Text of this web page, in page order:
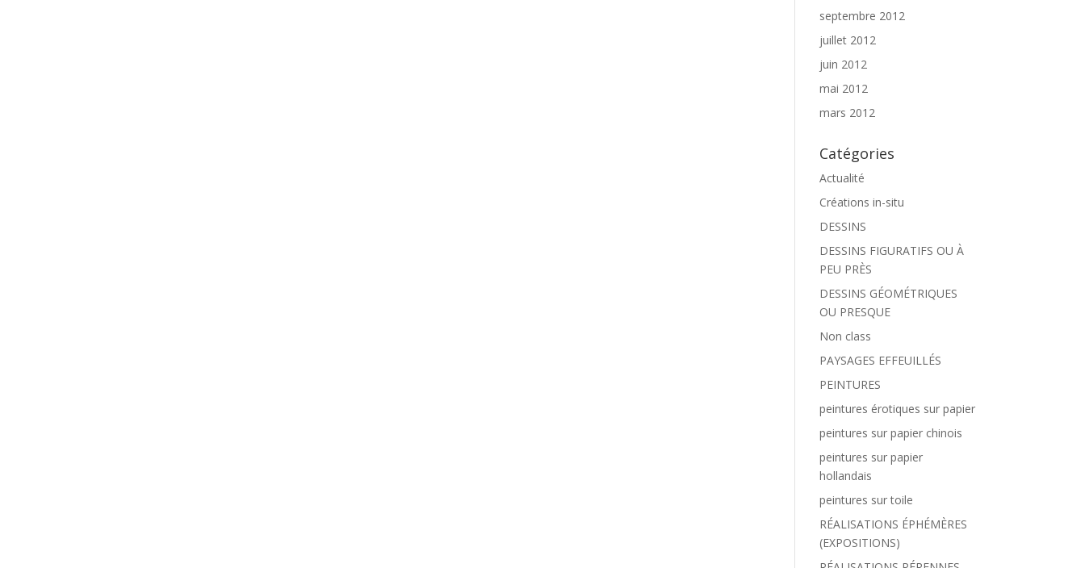
septembre 2012
juillet 2012
juin 2012
mai 2012
mars 2012
Catégories
Actualité
Créations in-situ
DESSINS
DESSINS FIGURATIFS OU À
PEU PRÈS
DESSINS GÉOMÉTRIQUES
OU PRESQUE
Non class
PAYSAGES EFFEUILLÉS
PEINTURES
peintures érotiques sur papier
peintures sur papier chinois
peintures sur papier
hollandais
peintures sur toile
RÉALISATIONS ÉPHÉMÈRES
(EXPOSITIONS)